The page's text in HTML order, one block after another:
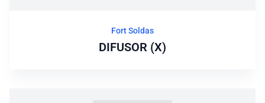
Fort Soldas
DIFUSOR (X)